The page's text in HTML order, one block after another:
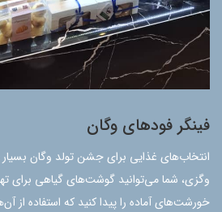
فینگر فود‌های وگان
انتخاب‌های غذایی برای جشن تولد وگان
وگزی، شما می‌توانید گوشت‌های گیاهی برای
خورشت‌های آماده را پیدا کنید که استفاده از